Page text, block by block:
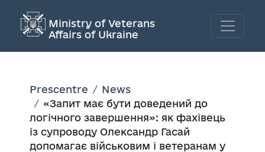
Ministry of Veterans
Affairs of Ukraine
Prescentre
News
«Запит має бути доведений до
логічного завершення»: як фахівець
із супроводу Олександр Гасай
допомагає військовим і ветеранам у